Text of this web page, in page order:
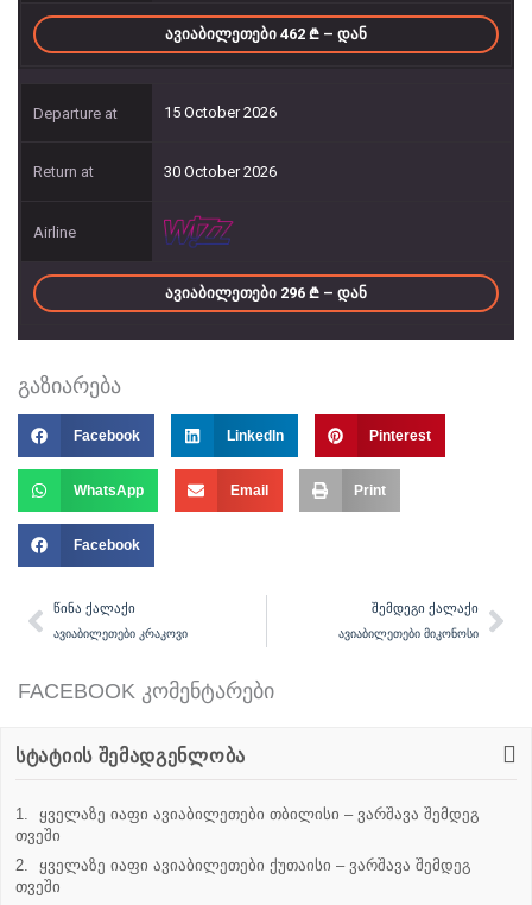
ᲐᲕᲘᲐᲑᲘᲚᲔᲗᲔᲑᲘ 462 – ᲓᲐᲜ
15 October 2026
30 October 2026
ᲐᲕᲘᲐᲑᲘᲚᲔᲗᲔᲑᲘ 296 – ᲓᲐᲜ
გაზიარება
Facebook LinkedIn Pinterest
WhatsApp Email Print
Facebook
Prev
ᲬᲘᲜᲐ ᲥᲐᲚᲐᲥᲘ
ავიაბილეთები კრაკოვი
ᲨᲔᲛᲓᲔᲒᲘ ᲥᲐᲚᲐᲥᲘ
ავიაბილეთები მიკონოსი
FACEBOOK კომენტარები
სტატიის შემადგენლობა
ყველაზე იაფი ავიაბილეთები თბილისი – ვარშავა შემდეგ
თვეში
ყველაზე იაფი ავიაბილეთები ქუთაისი – ვარშავა შემდეგ
თვეში